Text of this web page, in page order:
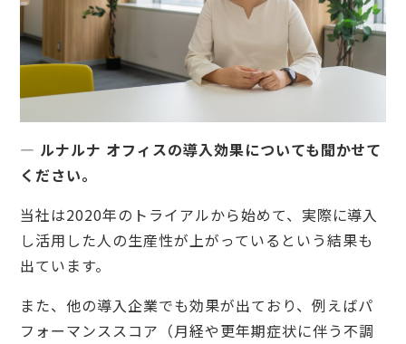
— ルナルナ オフィスの導入効果についても聞かせて
ください。
当社は2020年のトライアルから始めて、実際に導入
し活用した人の生産性が上がっているという結果も
出ています。
また、他の導入企業でも効果が出ており、例えばパ
フォーマンススコア（月経や更年期症状に伴う不調